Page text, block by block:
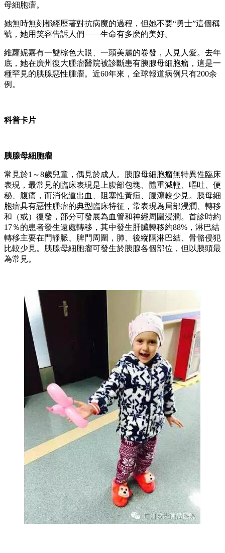
母細胞瘤。
她無時無刻都經歷著對抗病魔的過程，但她不要“勇士”這個稱
號，她用笑容告訴人們——生命有多麽的美好。
維蘿妮嘉有一雙棕色大眼、一頭美麗的卷發，人見人愛。去年
底，她在廣州復大腫瘤醫院被診斷患有胰腺母細胞瘤，這是一
種罕見的胰腺惡性腫瘤。近60年來，全球報道病例只有200余
例。
科普卡片
胰腺母細胞瘤
常見於1～8歲兒童，偶見於成人。胰腺母細胞瘤無特異性臨床
表現，最常見的臨床表現是上腹部包塊、體重減輕、嘔吐、便
秘、腹痛，而消化道出血、阻塞性黃疸、腹瀉較少見。胰母細
胞瘤具有惡性腫瘤的典型臨床特征，常表現為局部浸潤、轉移
和（或）復發，部分可發展為血管和神經周圍浸潤。首診時約
17％的患者發生遠處轉移，其中發生肝臟轉移約88%，淋巴結
轉移主要在門靜脈、脾門周圍，肺、後縱隔淋巴結、骨骼侵犯
比較少見。胰腺母細胞瘤可發生於胰腺各個部位，但以胰頭最
為常見。